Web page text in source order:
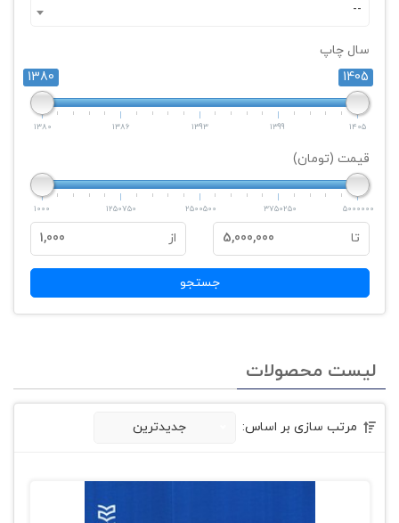
--
سال چاپ
1380
1405
1380 1386 1393 1399 1405
قیمت (تومان)
1000 1250750 2500500 3750250 5000000
تا 5,000,000 از 1,000
جستجو
لیست محصولات
مرتب سازی بر اساس: جدیدترین